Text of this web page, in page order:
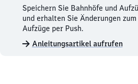
Bahnhöfe
und
Aufzüge
merken.
Speichern Sie Bahnhöfe und
und erhalten Sie Änderungen
Aufzüge per Push.
Anleitungsartikel aufrufen